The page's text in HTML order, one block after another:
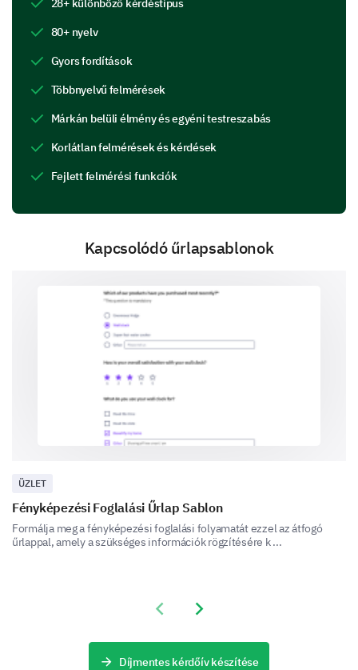
Kapcsolati információk
Kérjük, adja meg teljes nevét
nyilvántartásunkhoz.
hogy kapcsolatba léphessünk önnel.
frissítésekhez és kommunikációhoz.
80+ nyelv
Gyors fordítások
Többnyelvű felmérések
Márkán belüli élmény és egyéni testreszabás
Korlátlan felmérések és kérdések
Fejlett felmérési funkciók
Kapcsolódó űrlapsablonok
ÜZLET
Fényképezési Foglalási Űrlap Sablon
Formálja meg a fényképezési foglalási folyamatát ezzel az átfogó
űrlappal, amely a szükséges információk rögzítésére k ...
Previous slide
Next slide
Díjmentes kérdőív készítése